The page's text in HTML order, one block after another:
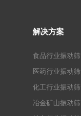
解决方案
食品行业振动筛
医药行业振动筛
化工行业振动筛
冶金矿山振动筛